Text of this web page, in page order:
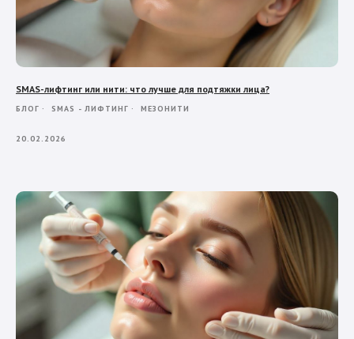
SMAS-лифтинг или нити: что лучше для подтяжки лица?
БЛОГ SMAS - ЛИФТИНГ МЕЗОНИТИ
20.02.2026